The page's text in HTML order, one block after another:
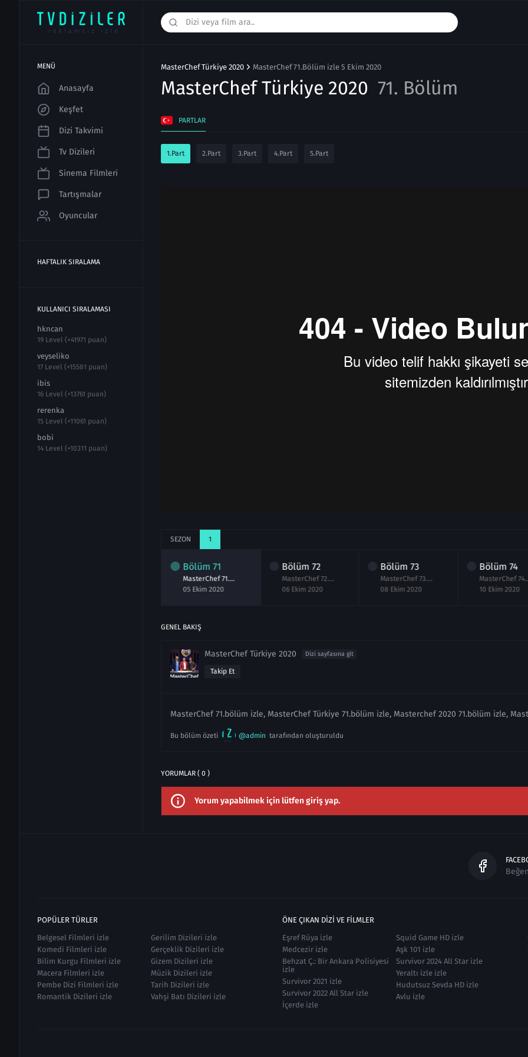
MENÜ
Anasayfa
Keşfet
Dizi Takvimi
Tv Dizileri
Sinema Filmleri
Tartışmalar
Oyuncular
HAFTALIK SIRALAMA
KULLANICI SIRALAMASI
hkncan
19 Level (+41971 puan)
veyseliko
17 Level (+15581 puan)
ibis
16 Level (+13761 puan)
rerenka
15 Level (+11061 puan)
bobi
14 Level (+10311 puan)
MasterChef Türkiye 2020 MasterChef 71.Bölüm izle 5 Ekim 2020
MasterChef Türkiye 2020 71. Bölüm
PARTLAR
1.Part 2.Part 3.Part 4.Part 5.Part
SEZON 1
Bölüm71
MasterChef 71.Bölüm izle 5 Ekim 2020
05 Ekim 2020
Bölüm 72
MasterChef 72.Bölüm izle 6 Ekim 2020
06 Ekim 2020
Bölüm73
MasterChef 73.Bölüm izle 8 Ekim 2020
08 Ekim 2020
Bölüm74
10 Ekim 2020
GENEL BAKIŞ
MasterChef Türkiye 2020 Dizi sayfasına git
Takip Et
MasterChef 71.bölüm izle, MasterChef Türkiye 71.bölüm izle, Masterchef 2020 71.bölüm izle,
Bu bölüm özeti @admin tarafından oluşturuldu
YORUMLAR ( 0 )
Yorum yapabilmek için lütfen giriş yap.
Beğen
POPÜLER TÜRLER
Belgesel Filmleri izle
Komedi Filmleri izle
Bilim Kurgu Filmleri izle
Macera Filmleri izle
Pembe Dizi Filmleri izle
Romantik Dizileri izle
Gerilim Dizileri izle
Gerçeklik Dizileri izle
Gizem Dizileri izle
Müzik Dizileri izle
Tarih Dizileri izle
Vahşi Batı Dizileri izle
ÖNE ÇIKAN DIZI VE FILMLER
Eşref Rüya izle
Medcezir izle
Behzat Ç.: Bir Ankara Polisiyesi
izle
Survivor 2021 izle
Survivor 2022 All Star izle
İçerde izle
Squid Game HD izle
Aşk 101 izle
Survivor 2024 All Star izle
Yeraltı izle izle
Hudutsuz Sevda HD izle
Avlu izle